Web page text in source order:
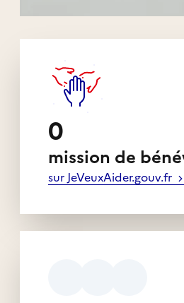
0
mission de
sur JeVeuxAider.gouv.fr